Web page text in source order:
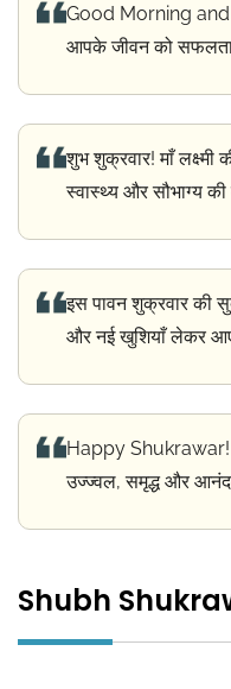
Good Morning and
आपके जीवन को
शुभ शुक्रवार! माँ
स्वास्थ्य और सौभाग्य
इस पावन शुक्रवार की
और नई खुशियाँ लेकर
Happy Shukrawar!
उज्ज्वल, समृद्ध और
Shubh